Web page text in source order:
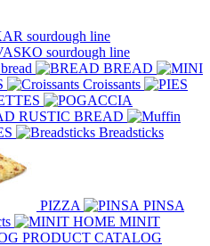
sourdough line
sourdough line
BREAD
Croissants
RUSTIC BREAD
Breadsticks
PIZZA
PINSA
MINIT
PRODUCT CATALOG